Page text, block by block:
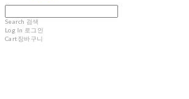
Search 검색
Log In 로그인
Cart장바구니